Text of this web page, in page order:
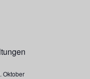
Oktober